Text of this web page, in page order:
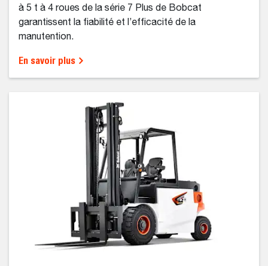
à 5 t à 4 roues de la série 7 Plus de Bobcat
garantissent la fiabilité et l’efficacité de la
manutention.
En savoir plus